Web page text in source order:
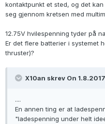
kontaktpunkt et sted, og det
seg gjennom kretsen med
12.75V hvilespenning tyder på
Er det flere batterier i systemet
thruster)?
X10an skrev On 1.8.2017
....
En annen ting er at
"ladespenning under helt